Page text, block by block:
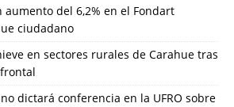
aumento del 6,2% en el Fondart
ciudadano
en sectores rurales de Carahue tras
dictará conferencia en la UFRO sobre